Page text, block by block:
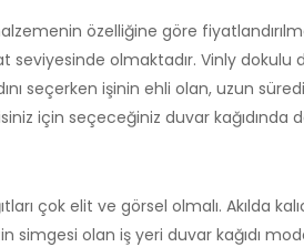
özelliğine göre
seviyesinde olmaktadır. Vinly
seçerken işinin ehli olan, uzun
için seçeceğiniz duvar kağıdında
çok elit ve görsel olmalı. Akılda
simgesi olan iş yeri duvar kağıdı